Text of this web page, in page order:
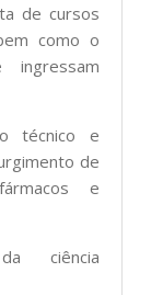
de cursos
como o
técnico e
de
e
ciência